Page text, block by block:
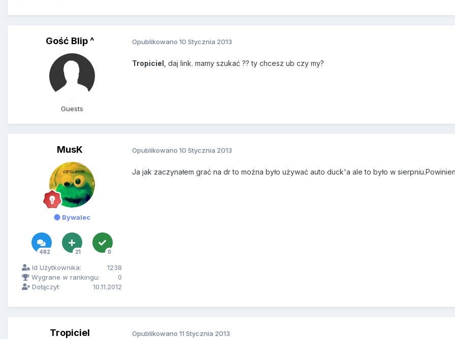
Gość Blip ^
Guests
Opublikowano 10 Stycznia 2013
Tropiciel , daj link. mamy szukać ?? ty chcesz ub czy my?
MusK
Bywalec
482 21 0
Id Użytkownika:
1238
Wygrane w rankingu:
0
Dołączył:
10.11.2012
Opublikowano 10 Stycznia 2013
Ja jak zaczynałem grać na dr to można było używać auto duck'a ale to było w
Tropiciel Opublikowano 11 Stycznia 2013